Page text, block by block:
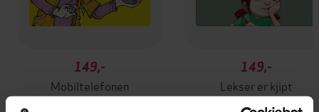
149,-
Mobiltelefonen
149,-
Lekser er kjipt
Janne Aasebø Johnsen